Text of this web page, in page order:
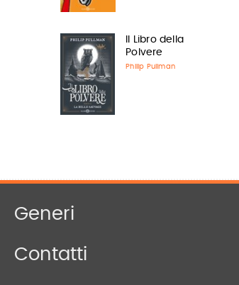
Il Libro della
Polvere
Philip Pullman
Generi
Contatti